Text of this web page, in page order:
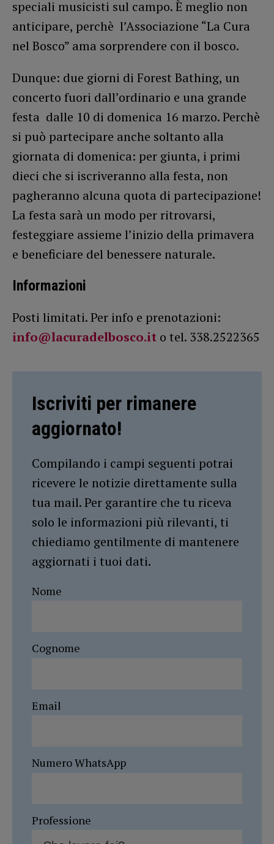
speciali musicisti sul campo. È meglio non
anticipare, perchè l’Associazione “La Cura
nel Bosco” ama sorprendere con il bosco.
Dunque: due giorni di Forest Bathing, un
concerto fuori dall’ordinario e una grande
festa dalle 10 di domenica 16 marzo. Perchè
si può partecipare anche soltanto alla
giornata di domenica: per giunta, i primi
dieci che si iscriveranno alla festa, non
pagheranno alcuna quota di partecipazione!
La festa sarà un modo per ritrovarsi,
festeggiare assieme l’inizio della primavera
e beneficiare del benessere naturale.
Informazioni
Posti limitati. Per info e prenotazioni:
info@lacuradelbosco.it o tel. 338.2522365
Iscriviti per rimanere
aggiornato!
Compilando i campi seguenti potrai
ricevere le notizie direttamente sulla
tua mail. Per garantire che tu riceva
solo le informazioni più rilevanti, ti
chiediamo gentilmente di mantenere
aggiornati i tuoi dati.
Nome
Cognome
Email
Numero WhatsApp
Professione